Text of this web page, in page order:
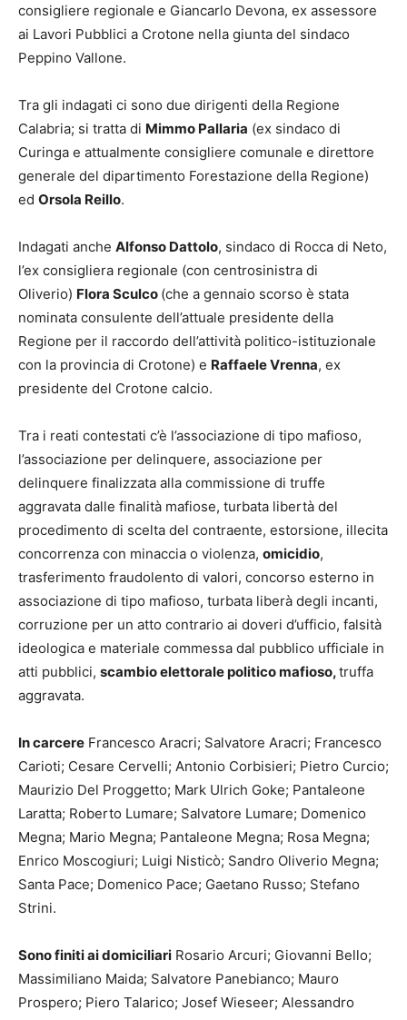
consigliere regionale e Giancarlo Devona, ex assessore
ai Lavori Pubblici a Crotone nella giunta del sindaco
Peppino Vallone.
Tra gli indagati ci sono due dirigenti della Regione
Calabria; si tratta di Mimmo Pallaria (ex sindaco di
Curinga e attualmente consigliere comunale e direttore
generale del dipartimento Forestazione della Regione)
ed Orsola Reillo.
Indagati anche Alfonso Dattolo, sindaco di Rocca di Neto,
l’ex consigliera regionale (con centrosinistra di
Oliverio) Flora Sculco (che a gennaio scorso è stata
nominata consulente dell’attuale presidente della
Regione per il raccordo dell’attività politico-istituzionale
con la provincia di Crotone) e Raffaele Vrenna, ex
presidente del Crotone calcio.
Tra i reati contestati c’è l’associazione di tipo mafioso,
l’associazione per delinquere, associazione per
delinquere finalizzata alla commissione di truffe
aggravata dalle finalità mafiose, turbata libertà del
procedimento di scelta del contraente, estorsione, illecita
concorrenza con minaccia o violenza, omicidio,
trasferimento fraudolento di valori, concorso esterno in
associazione di tipo mafioso, turbata liberà degli incanti,
corruzione per un atto contrario ai doveri d’ufficio, falsità
ideologica e materiale commessa dal pubblico ufficiale in
atti pubblici, scambio elettorale politico mafioso,truffa
aggravata.
In carcere Francesco Aracri; Salvatore Aracri; Francesco
Carioti; Cesare Cervelli; Antonio Corbisieri; Pietro Curcio;
Maurizio Del Proggetto; Mark Ulrich Goke; Pantaleone
Laratta; Roberto Lumare; Salvatore Lumare; Domenico
Megna; Mario Megna; Pantaleone Megna; Rosa Megna;
Enrico Moscogiuri; Luigi Nisticò; Sandro Oliverio Megna;
Santa Pace; Domenico Pace; Gaetano Russo; Stefano
Strini.
Sono finiti ai domiciliari Rosario Arcuri; Giovanni Bello;
Massimiliano Maida; Salvatore Panebianco; Mauro
Prospero; Piero Talarico; Josef Wieseer; Alessandro